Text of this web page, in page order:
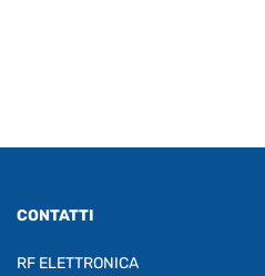
CONTATTI
RF ELETTRONICA